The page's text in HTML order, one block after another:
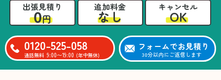
出張見積り
0円
追加料金
なし
キャンセル
OK
0120-525-058
通話無料 9:00〜19:00 (年中無休)
フォームでお見積り
30分以内にご返信します